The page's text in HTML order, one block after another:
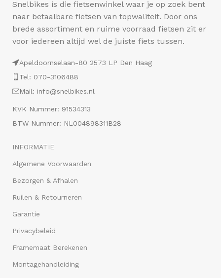
Snelbikes is die fietsenwinkel waar je op zoek bent
naar betaalbare fietsen van topwaliteit. Door ons
brede assortiment en ruime voorraad fietsen zit er
voor iedereen altijd wel de juiste fiets tussen.
Apeldoornselaan-80 2573 LP Den Haag
Tel: 070-3106488
Mail: info@snelbikes.nl
KVK Nummer: 91534313
BTW Nummer: NL004898311B28
INFORMATIE
Algemene Voorwaarden
Bezorgen & Afhalen
Ruilen & Retourneren
Garantie
Privacybeleid
Framemaat Berekenen
Montagehandleiding